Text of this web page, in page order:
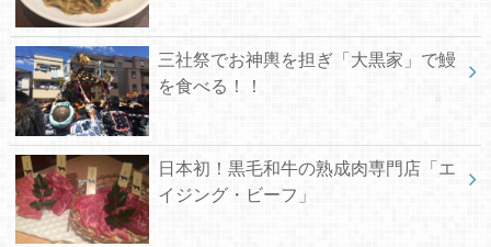
三社祭でお神輿を担ぎ「大黒家」で鰻
を食べる！！
日本初！黒毛和牛の熟成肉専門店「エ
イジング・ビーフ」